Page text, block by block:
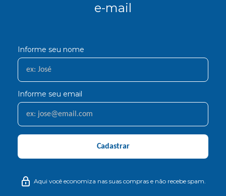
e-mail
Informe seu nome
Informe seu email
Cadastrar
Aqui você economiza nas suas compras e não recebe spam.